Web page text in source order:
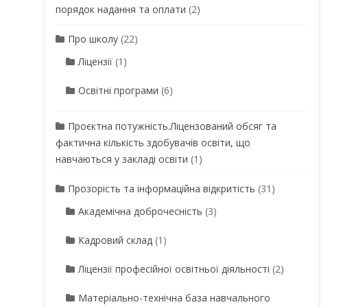
порядок надання та оплати (2)
Про школу(22)
Ліцензії(1)
Освітні програми (6)
Проєктна потужність.Ліцензований обсяг та
фактична кількість здобувачів освіти, що
навчаються у закладі освіти (1)
Прозорість та інформаційна відкритість (31)
Академічна доброчесність (3)
Кадровий склад(1)
Ліцензії професійної освітньої діяльності (2)
Матеріально-технічна база навчального